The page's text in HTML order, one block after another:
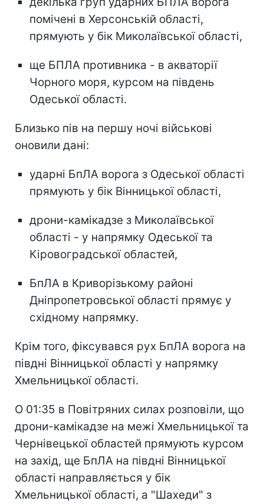
помічені в Херсонській області,
прямують у бік Миколаївської області,
ще БПЛА противника - в акваторії
Чорного моря, курсом на південь
Одеської області.
Близько пів на першу ночі військові
оновили дані:
ударні БпЛА ворога з Одеської області
прямують у бік Вінницької області,
дрони-камікадзе з Миколаївської
області - у напрямку Одеської та
Кіровоградської областей,
БпЛА в Криворізькому районі
Дніпропетровської області прямує у
східному напрямку.
Крім того, фіксувався рух БпЛА ворога на
півдні Вінницької області у напрямку
Хмельницької області.
О 01:35 в Повітряних силах розповіли, що
дрони-камікадзе на межі Хмельницької та
Чернівецької областей прямують курсом
на захід, ще БпЛА на півдні Вінницької
області направляється у бік
Хмельницької області, а "Шахеди" з